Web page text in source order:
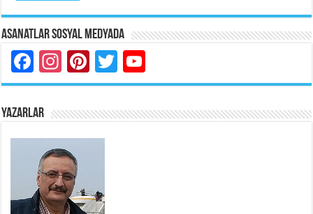
Asanatlar Sosyal Medyada
Facebook
Instagram
Pinterest
Twitter
YAZARLAR